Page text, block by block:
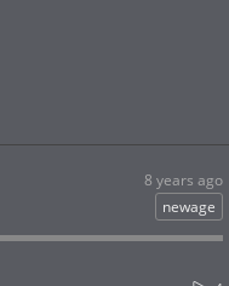
8 years ago
newage